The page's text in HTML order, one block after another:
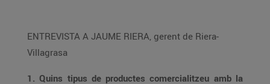
ENTREVISTA A JAUME RIERA, gerent de Riera-
Villagrasa
1. Quins tipus de productes comercialitzeu amb la